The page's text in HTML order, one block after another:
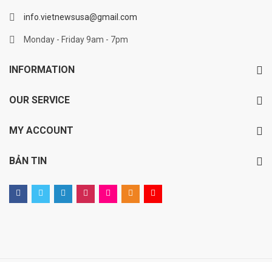
info.vietnewsusa@gmail.com
Monday - Friday 9am - 7pm
INFORMATION
OUR SERVICE
MY ACCOUNT
BẢN TIN